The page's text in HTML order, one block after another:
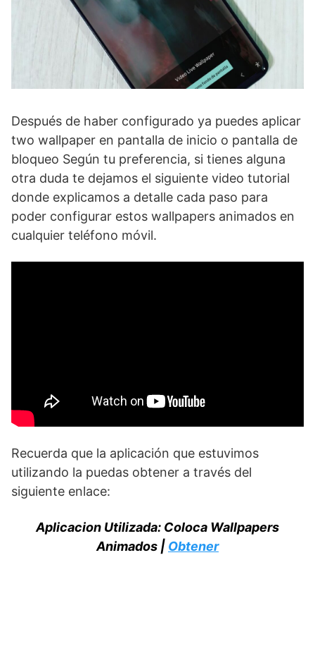
Después de haber configurado ya puedes aplicar
two wallpaper en pantalla de inicio o pantalla de
bloqueo Según tu preferencia, si tienes alguna
otra duda te dejamos el siguiente video tutorial
donde explicamos a detalle cada paso para
poder configurar estos wallpapers animados en
cualquier teléfono móvil.
Recuerda que la aplicación que estuvimos
utilizando la puedas obtener a través del
siguiente enlace:
Aplicacion Utilizada: Coloca Wallpapers
Animados | Obtener